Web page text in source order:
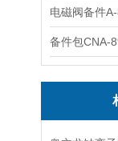
电磁阀备件
备件包CNA-